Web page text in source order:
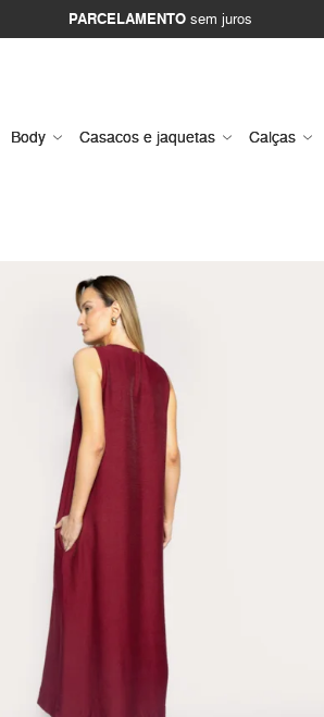
PARCELAMENTOsem juros
Body Casacos e jaquetas Calças